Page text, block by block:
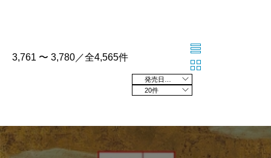
3,761 〜 3,780／全4,565件
20件